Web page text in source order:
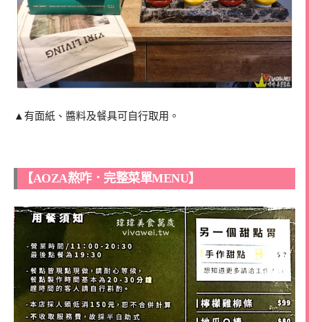
▲有面紙、醬料及餐具可自行取用。
【AOZA熬咋．完整菜單MENU】